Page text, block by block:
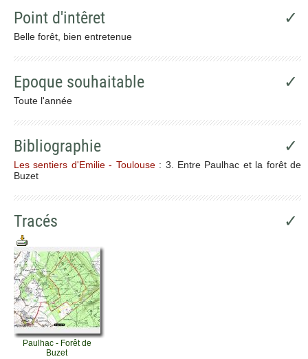
Point d'intêret ✓
Belle forêt, bien entretenue
Epoque souhaitable ✓
Toute l'année
Bibliographie ✓
Les sentiers d'Emilie - Toulouse: 3. Entre Paulhac et la forêt de
Buzet
Tracés ✓
Paulhac - Forêt de
Buzet